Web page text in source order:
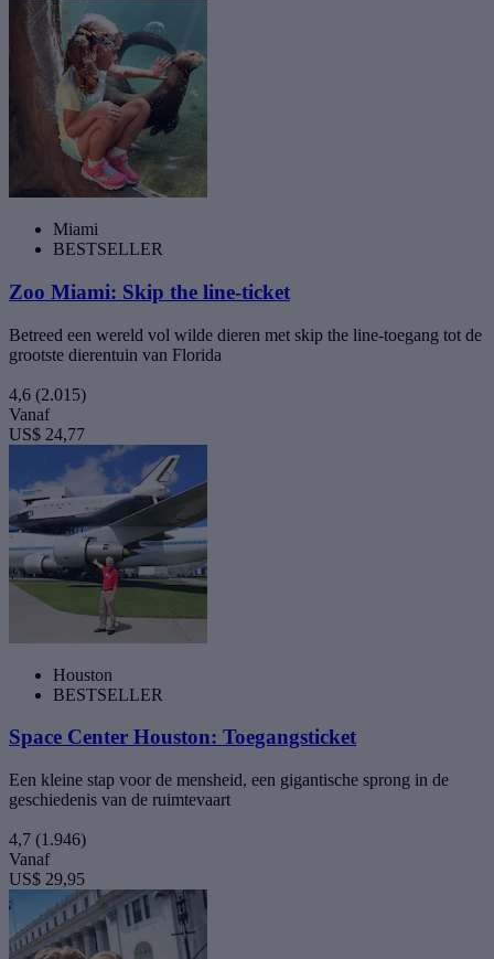
Miami
BESTSELLER
Zoo Miami: Skip the line-ticket
Betreed een wereld vol wilde dieren met skip the line-toegang tot de
grootste dierentuin van Florida
4,6 (2.015)
Vanaf
US$ 24,77
Houston
BESTSELLER
Space Center Houston: Toegangsticket
Een kleine stap voor de mensheid, een gigantische sprong in de
geschiedenis van de ruimtevaart
4,7 (1.946)
Vanaf
US$ 29,95